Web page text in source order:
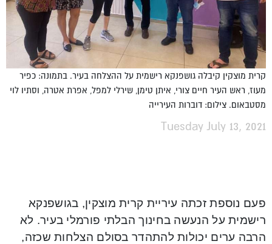
קרית מוצקין קיבלה גושפנקא רישמית על ההצלחה בעיר. בתמונה: כפיר
מעוז, ראש העיר חיים צורי, איתן טימן, שירלי למפל, אפרת אטרה, וסתיו לוי
מסטבאום. צילום: דוברות העירייה
Tuesday July 13, 2021
פעם נוספת זכתה עיריית קרית מוצקין, בגושפנקא
רישמית על הנעשה בחינוך הבלתי פורמלי בעיר. לא
הרבה ערים יכולות להתהדר בסולם הצלחות שכזה,